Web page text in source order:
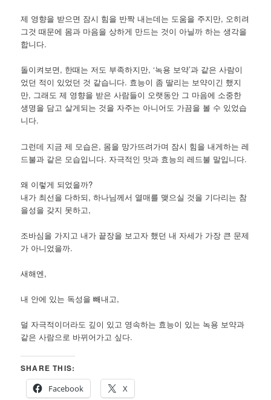
제 영향을 받으면 잠시 힘을 반짝 내는데는 도움을 주지만, 오히려
그것 때문에 몸과 마음을 상하게 만드는 것이 아닐까 하는 생각을
합니다.
돌이켜보면, 한때는 저도 부족하지만, ‘녹용 보약’과 같은 사람이
었던 적이 있었던 것 같습니다. 효능이 좀 딸리는 보약이긴 했지
만, 그래도 제 영향을 받은 사람들이 오랫동안 그 마음에 소중한
생명을 담고 살게되는 것을 자주는 아니어도 가끔을 볼 수 있었습
니다.
그런데 지금 제 모습은, 몸을 망가뜨려가며 잠시 힘을 내게하는 레
드불과 같은 모습입니다. 자극적인 맛과 효능의 레드불 말입니다.
왜 이렇게 되었을까?
내가 최선을 다하되, 하나님께서 열매를 맺으실 것을 기다리는 참
을성을 갖지 못하고,
조바심을 가지고 내가 끝장을 보고자 했던 내 자세가 가장 큰 문제
가 아니었을까.
새해엔,
내 안에 있는 독성을 빼내고,
덜 자극적이더라도 깊이 있고 영속하는 효능이 있는 녹용 보약과
같은 사람으로 바뀌어가고 싶다.
SHARE THIS:
Facebook
X